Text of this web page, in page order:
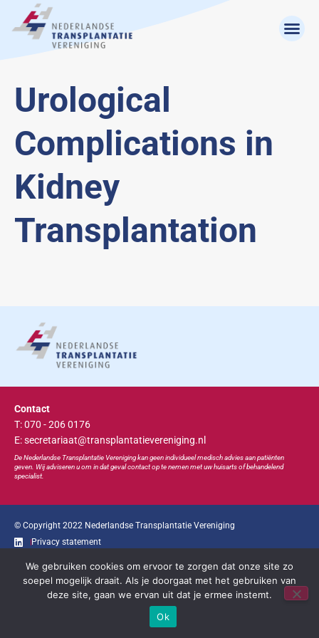
Urological
Complications in
Kidney
Transplantation
Contact
T: 070 - 206 0176
E: secretariaat@transplantatievereniging.nl
De Nederlandse Transplantatie Vereniging kan geen individueel medisch advies aan patiënten
geven. Wij adviseren u om in dat geval contact op te nemen met uw huisarts of behandelend
specialist.
© Copyright 2022 Nederlandse Transplantatie Vereniging
Privacy statement
Ga snel naar...
Educatie
We gebruiken cookies om ervoor te zorgen dat onze site zo
soepel mogelijk draait. Als je doorgaat met het gebruiken van
deze site, gaan we ervan uit dat je ermee instemt.
Ok